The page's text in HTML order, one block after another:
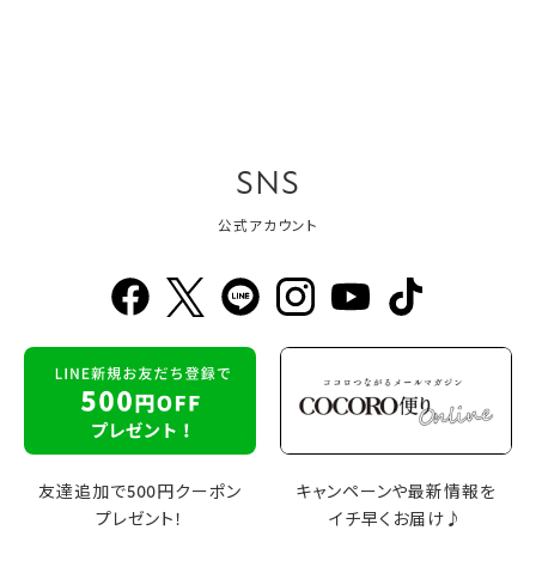
SNS
公式アカウント
友達追加で500円クーポン
プレゼント！
キャンペーンや最新情報を
イチ早くお届け♪